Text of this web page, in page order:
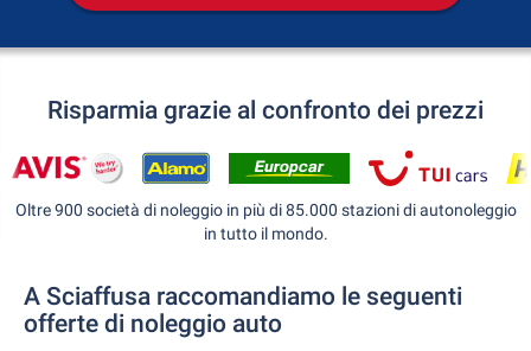
Risparmia grazie al confronto dei prezzi
Oltre 900 società di noleggio in più di 85.000 stazioni di autonoleggio
in tutto il mondo.
A Sciaffusa raccomandiamo le seguenti
offerte di noleggio auto